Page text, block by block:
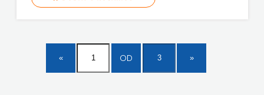
OD